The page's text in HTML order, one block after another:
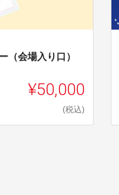
（会場入り口）
¥50,000
(税込)